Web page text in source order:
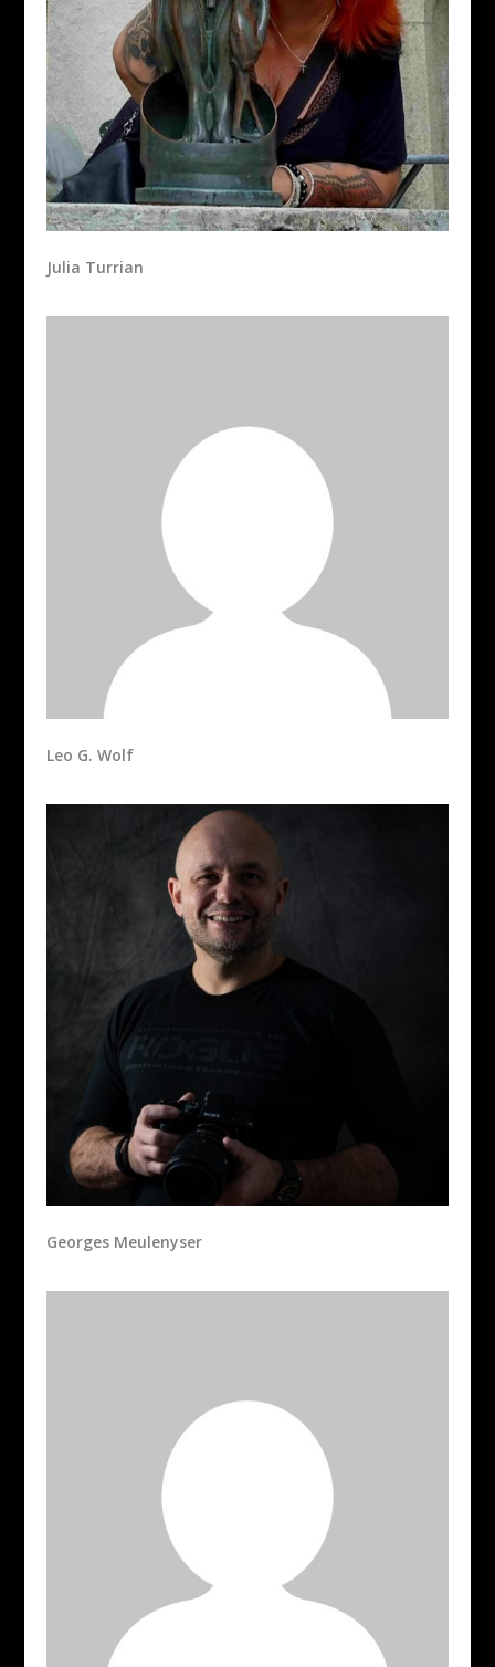
Julia Turrian
Leo G. Wolf
Georges Meulenyser